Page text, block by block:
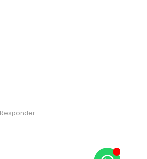
Responder